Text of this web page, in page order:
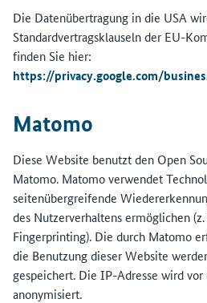
Die Datenübertragung in die USA
Standardvertragsklauseln der EU-
finden Sie hier:
https://privacy.google.com/
Matomo
Diese Website benutzt den Open
Matomo. Matomo verwendet
seitenübergreifende
des Nutzerverhaltens ermöglichen
Fingerprinting). Die durch Matomo
die Benutzung dieser Website
gespeichert. Die IP-Adresse wird vor
anonymisiert.